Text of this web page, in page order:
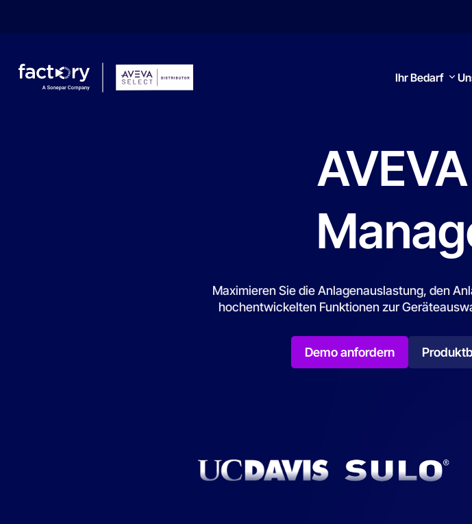
Ihr Bedarf
AVEVA
Maximieren Sie die Anlagenauslastung, den
hochentwickelten Funktionen zur
Demo anfordern